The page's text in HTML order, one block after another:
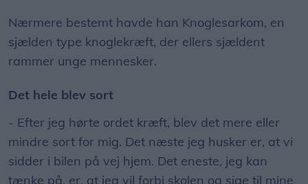
Nærmere bestemt havde han Knoglesarkom, en
sjælden type knoglekræft, der ellers sjældent
rammer unge mennesker.
Det hele blev sort
- Efter jeg hørte ordet kræft, blev det mere eller
mindre sort for mig. Det næste jeg husker er, at vi
sidder i bilen på vej hjem. Det eneste, jeg kan
tænke på, er, at jeg vil forbi skolen og sige til mine